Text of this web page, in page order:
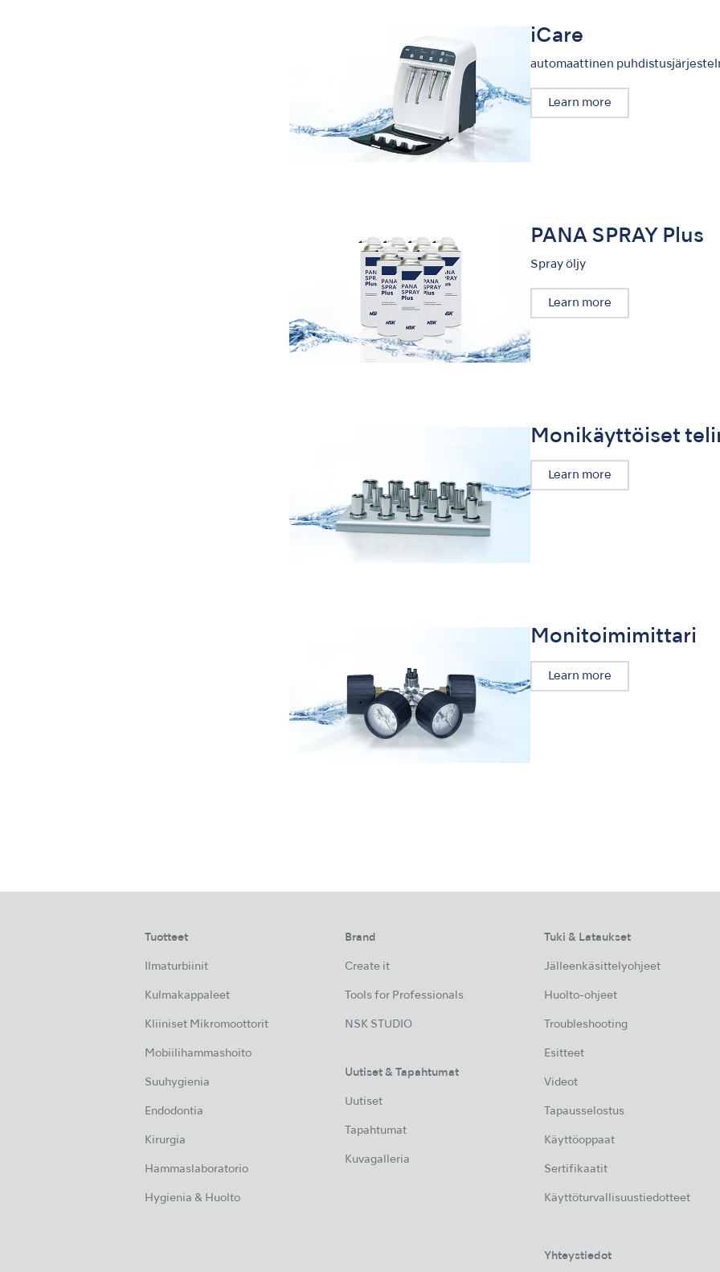
iCare
automaattinen
Learn more
PANA SPRAY Plus
Spray öljy
Learn more
Monikäyttöiset
Learn more
Monitoimimittari
Learn more
Tuotteet
Ilmaturbiinit
Kulmakappaleet
Kliiniset Mikromoottorit
Mobiilihammashoito
Suuhygienia
Endodontia
Kirurgia
Hammaslaboratorio
Hygienia & Huolto
Brand
Create it
Tools for Professionals
NSK STUDIO
Uutiset & Tapahtumat
Uutiset
Tapahtumat
Kuvagalleria
Tuki & Lataukset
Jälleenkäsittelyohjeet
Huolto-ohjeet
Troubleshooting
Esitteet
Videot
Tapausselostus
Käyttöoppaat
Sertifikaatit
Käyttöturvallisuustiedotteet
Yhteystiedot